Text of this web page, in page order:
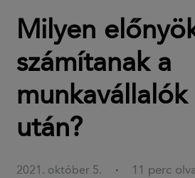
Milyen
számítanak a
után?
2021. október 5. · 11 perc